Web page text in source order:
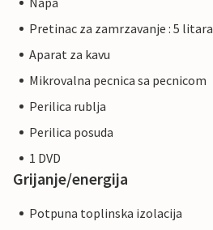
Pretinac za zamrzavanje : 5 litara
Aparat za kavu
Mikrovalna pecnica sa pecnicom
Perilica rublja
Perilica posuda
1 DVD
Grijanje/energija
Potpuna toplinska izolacija